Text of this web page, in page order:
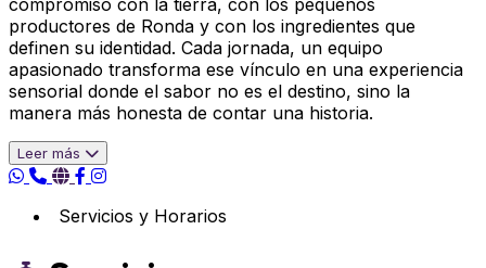
compromiso con la tierra, con los pequeños
productores de Ronda y con los ingredientes que
definen su identidad. Cada jornada, un equipo
apasionado transforma ese vínculo en una experiencia
sensorial donde el sabor no es el destino, sino la
manera más honesta de contar una historia.
Leer más
Servicios y Horarios